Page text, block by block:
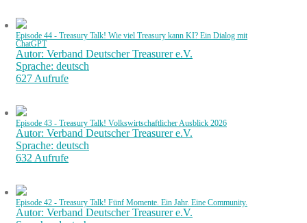
Episode 44 - Treasury Talk! Wie viel Treasury kann KI? Ein Dialog mit
ChatGPT
Autor: Verband Deutscher Treasurer e.V.
Sprache: deutsch
627 Aufrufe
Episode 43 - Treasury Talk! Volkswirtschaftlicher Ausblick 2026
Autor: Verband Deutscher Treasurer e.V.
Sprache: deutsch
632 Aufrufe
Episode 42 - Treasury Talk! Fünf Momente. Ein Jahr. Eine Community.
Autor: Verband Deutscher Treasurer e.V.